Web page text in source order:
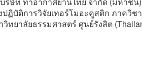
ปฏิบัติการวิจัยเทอร์โมอะคูสติก ภาควิช
ทยาลัยธรรมศาสตร์ ศูนย์รังสิต